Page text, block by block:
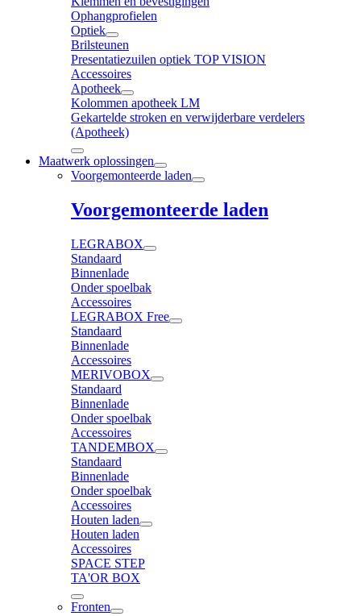
Ophangprofielen
Optiek
Brilsteunen
Presentatiezuilen optiek TOP VISION
Accessoires
Apotheek
Kolommen apotheek LM
Gekartelde stroken en verwijderbare verdelers
(Apotheek)
Maatwerk oplossingen
Voorgemonteerde laden
Voorgemonteerde laden
LEGRABOX
Standaard
Binnenlade
Onder spoelbak
Accessoires
LEGRABOX Free
Standaard
Binnenlade
Accessoires
MERIVOBOX
Standaard
Binnenlade
Onder spoelbak
Accessoires
TANDEMBOX
Standaard
Binnenlade
Onder spoelbak
Accessoires
Houten laden
Houten laden
Accessoires
SPACE STEP
TA'OR BOX
Fronten